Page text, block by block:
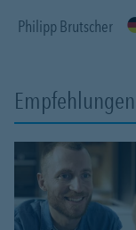
Philipp Brutscher
Empfehlungen